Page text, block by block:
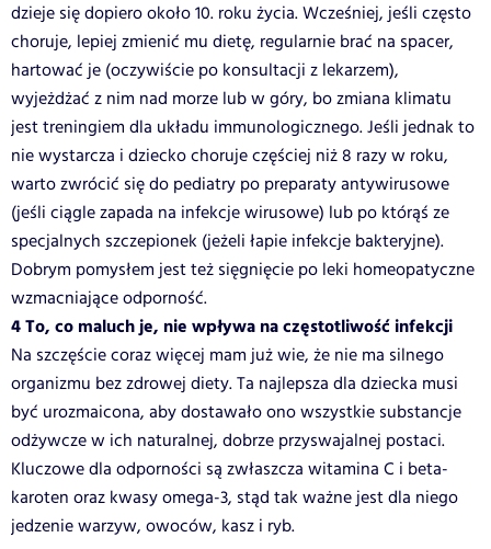
dzieje się dopiero około 10. roku życia. Wcześniej, jeśli często
choruje, lepiej zmienić mu dietę, regularnie brać na spacer,
hartować je (oczywiście po konsultacji z lekarzem),
wyjeżdżać z nim nad morze lub w góry, bo zmiana klimatu
jest treningiem dla układu immunologicznego. Jeśli jednak to
nie wystarcza i dziecko choruje częściej niż 8 razy w roku,
warto zwrócić się do pediatry po preparaty antywirusowe
(jeśli ciągle zapada na infekcje wirusowe) lub po którąś ze
specjalnych szczepionek (jeżeli łapie infekcje bakteryjne).
Dobrym pomysłem jest też sięgnięcie po leki homeopatyczne
wzmacniające odporność.
4 To, co maluch je, nie wpływa na częstotliwość infekcji
Na szczęście coraz więcej mam już wie, że nie ma silnego
organizmu bez zdrowej diety. Ta najlepsza dla dziecka musi
być urozmaicona, aby dostawało ono wszystkie substancje
odżywcze w ich naturalnej, dobrze przyswajalnej postaci.
Kluczowe dla odporności są zwłaszcza witamina C i beta-
karoten oraz kwasy omega-3, stąd tak ważne jest dla niego
jedzenie warzyw, owoców, kasz i ryb.